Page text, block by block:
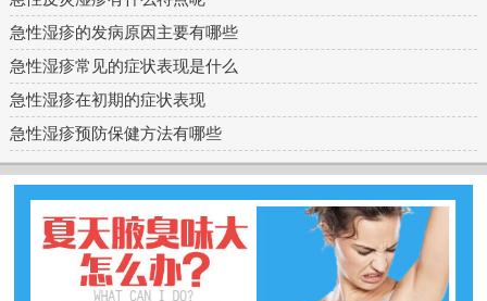
急性湿疹的发病原因主要有哪些
急性湿疹常见的症状表现是什么
急性湿疹在初期的症状表现
急性湿疹预防保健方法有哪些